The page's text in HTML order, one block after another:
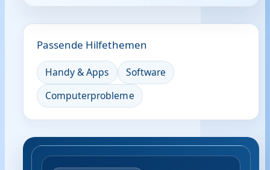
Passende Hilfethemen
Handy & Apps
Software
Computerprobleme